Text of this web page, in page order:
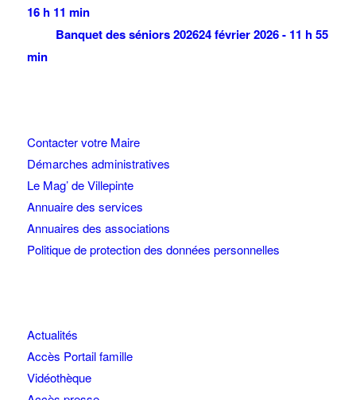
16 h 11 min
Banquet des séniors 202624 février 2026 - 11 h 55
min
Contacter votre Maire
Démarches administratives
Le Mag’ de Villepinte
Annuaire des services
Annuaires des associations
Politique de protection des données personnelles
Actualités
Accès Portail famille
Vidéothèque